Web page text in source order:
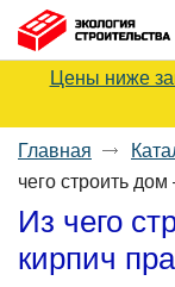
Цены ниже
Главная
чего строить
Из чего
кирпич